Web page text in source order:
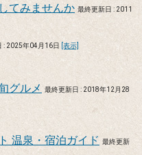
てみませんか 最終更新日 : 2011
: 2025年04月16日 [表示]
グルメ 最終更新日 : 2018年12月28
温泉・宿泊ガイド 最終更新